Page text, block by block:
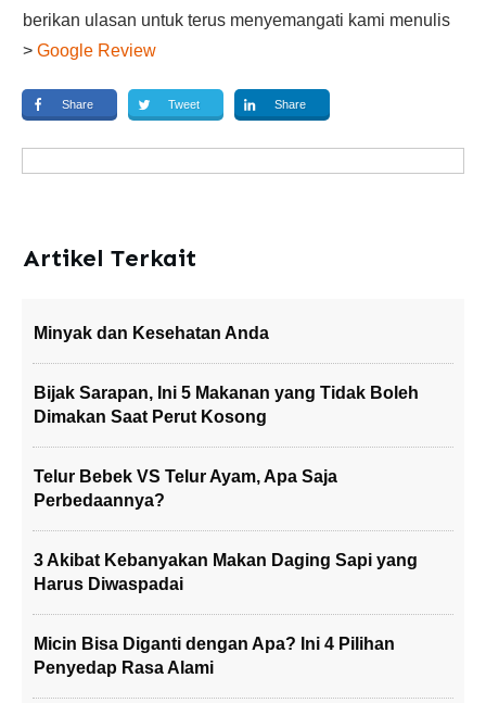
berikan ulasan untuk terus menyemangati kami menulis
> Google Review
Share Tweet Share
Artikel Terkait
Minyak dan Kesehatan Anda
Bijak Sarapan, Ini 5 Makanan yang Tidak Boleh
Dimakan Saat Perut Kosong
Telur Bebek VS Telur Ayam, Apa Saja
Perbedaannya?
3 Akibat Kebanyakan Makan Daging Sapi yang
Harus Diwaspadai
Micin Bisa Diganti dengan Apa? Ini 4 Pilihan
Penyedap Rasa Alami